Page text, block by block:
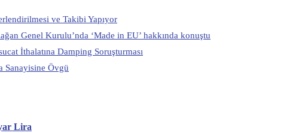
ve Takibi Yapıyor
Genel Kurulu’nda ‘Made in EU’ hakkında konuştu
İthalatına Damping Soruşturması
Sanayisine Övgü
Lira